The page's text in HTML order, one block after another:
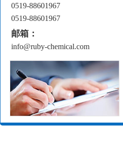
0519-88601967
0519-88601967
邮箱：
info@ruby-chemical.com